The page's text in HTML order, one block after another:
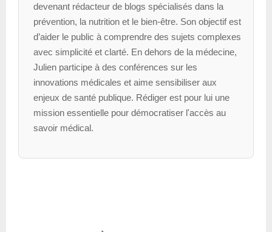
devenant rédacteur de blogs spécialisés dans la
prévention, la nutrition et le bien-être. Son objectif est
d’aider le public à comprendre des sujets complexes
avec simplicité et clarté. En dehors de la médecine,
Julien participe à des conférences sur les
innovations médicales et aime sensibiliser aux
enjeux de santé publique. Rédiger est pour lui une
mission essentielle pour démocratiser l'accès au
savoir médical.